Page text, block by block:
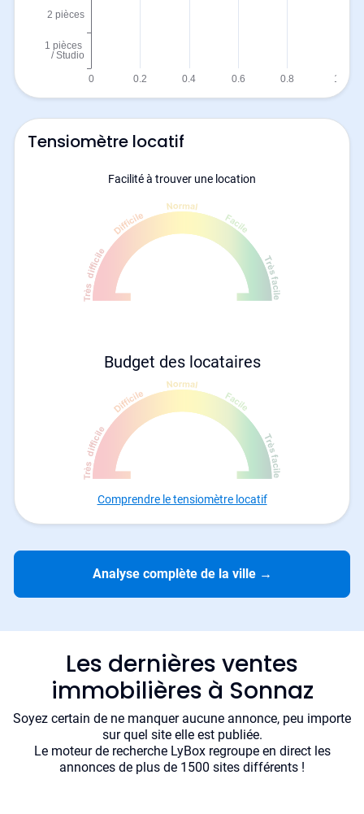
Tensiomètre locatif
Facilité à trouver une location
Budget des locataires
Comprendre le tensiomètre locatif
Analyse complète de la ville →
Les dernières ventes
immobilières à Sonnaz
Soyez certain de ne manquer aucune annonce, peu importe
sur quel site elle est publiée.
Le moteur de recherche LyBox regroupe en direct les
annonces de plus de 1500 sites différents !